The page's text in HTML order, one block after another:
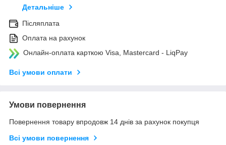
Детальніше
Післяплата
Оплата на рахунок
Онлайн-оплата карткою Visa, Mastercard - LiqPay
Всі умови оплати
Умови повернення
Повернення товару впродовж 14 днів за рахунок покупця
Всі умови повернення